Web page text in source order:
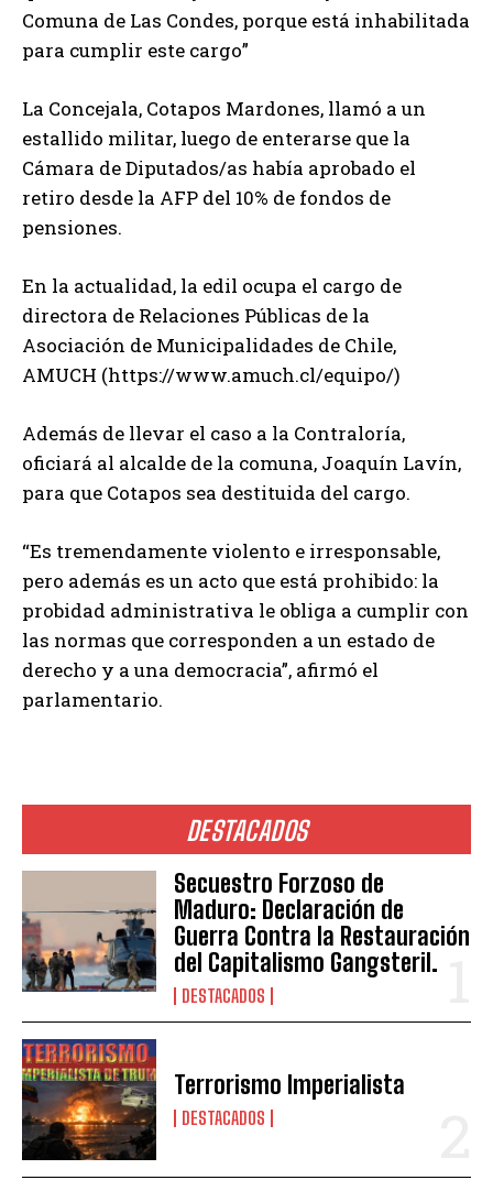
DESTACADOS
Secuestro Forzoso de
Maduro: Declaración de
Guerra Contra la Restauración
del Capitalismo Gangsteril.
DESTACADOS
Terrorismo Imperialista
DESTACADOS
Comuna de Las Condes, porque está inhabilitada
para cumplir este cargo”
La Concejala, Cotapos Mardones, llamó a un
estallido militar, luego de enterarse que la
Cámara de Diputados/as había aprobado el
retiro desde la AFP del 10% de fondos de
pensiones.
En la actualidad, la edil ocupa el cargo de
directora de Relaciones Públicas de la
Asociación de Municipalidades de Chile,
AMUCH (https://www.amuch.cl/equipo/)
Además de llevar el caso a la Contraloría,
oficiará al alcalde de la comuna, Joaquín Lavín,
para que Cotapos sea destituida del cargo.
“Es tremendamente violento e irresponsable,
pero además es un acto que está prohibido: la
probidad administrativa le obliga a cumplir con
las normas que corresponden a un estado de
derecho y a una democracia”, afirmó el
parlamentario.